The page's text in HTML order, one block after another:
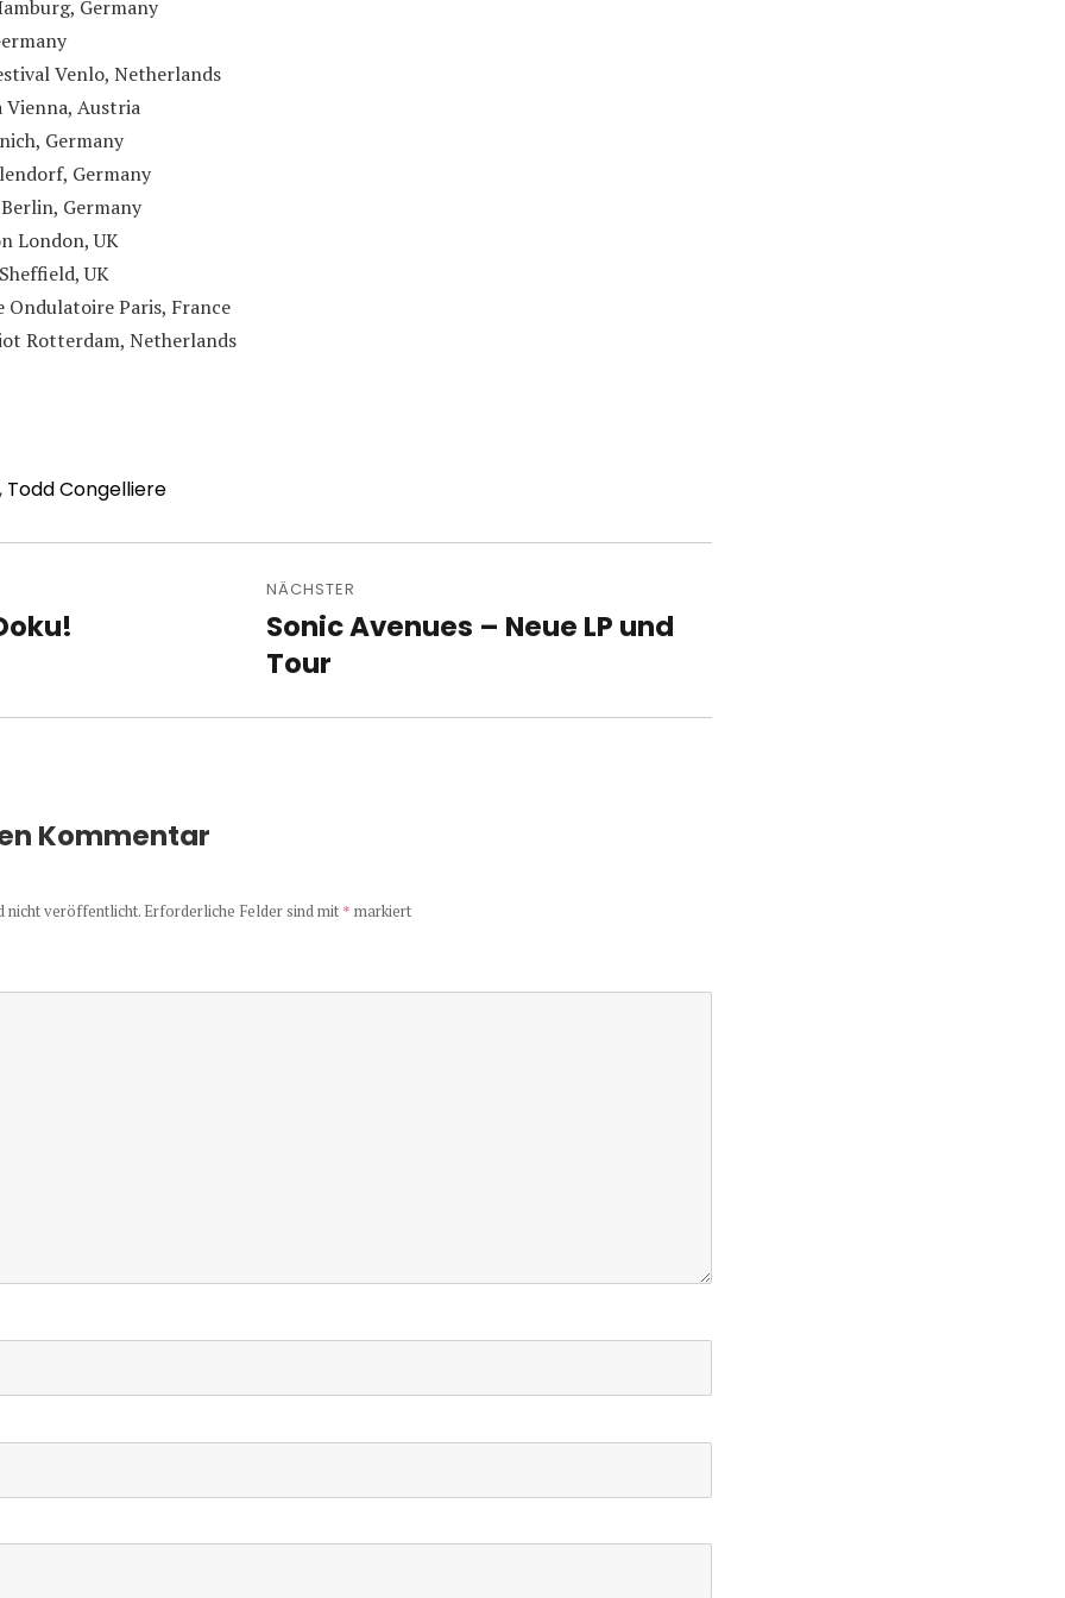
Germany
Venlo, Netherlands
Vienna, Austria
Germany
Germany
Germany
London, UK
UK
Ondulatoire Paris, France
Rotterdam, Netherlands
, Todd Congelliere
NÄCHSTER
Nächster
Beitrag:
Sonic Avenues – Neue LP und
Tour
Kommentar
nicht veröffentlicht. Erforderliche Felder sind mit * markiert